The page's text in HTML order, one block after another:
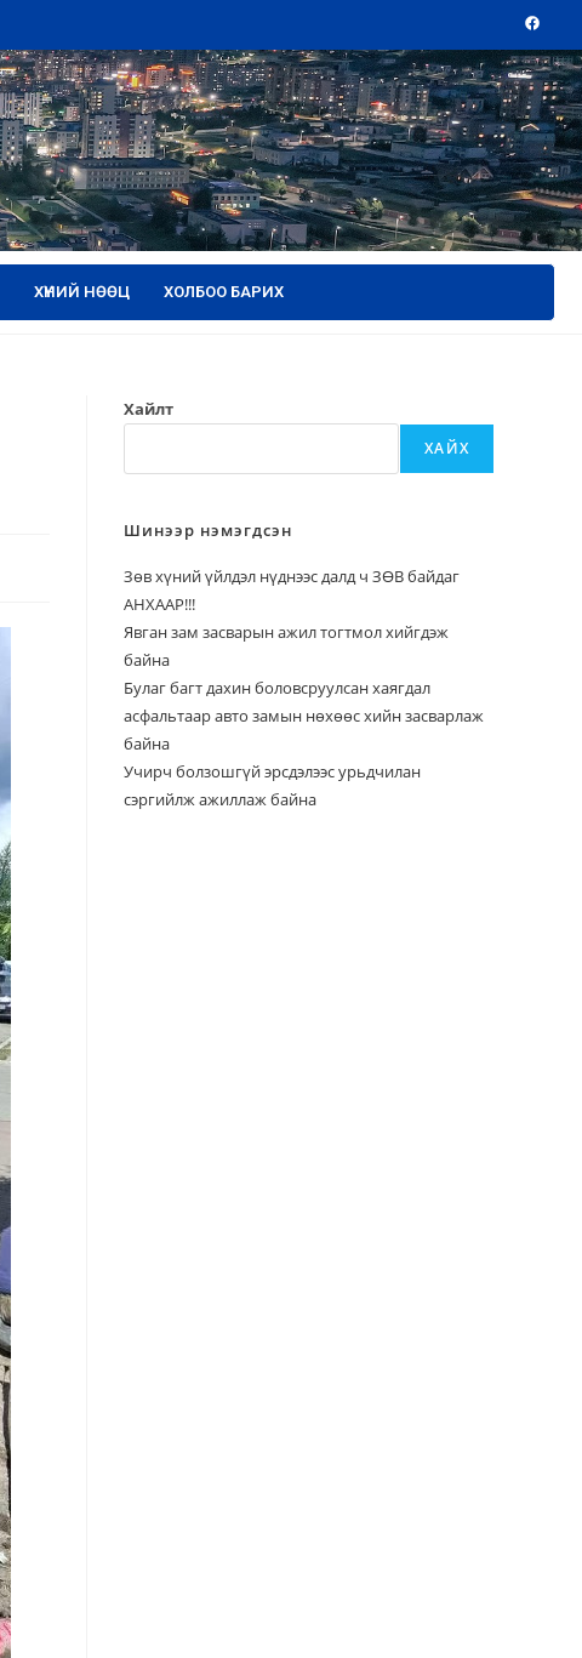
ХҮНИЙ НӨӨЦ ХОЛБОО БАРИХ
Хайлт
ХАЙХ
Шинээр нэмэгдсэн
Зөв хүний үйлдэл нүднээс далд ч ЗӨВ байдаг
АНХААР!!!
Явган зам засварын ажил тогтмол хийгдэж
байна
Булаг багт дахин боловсруулсан хаягдал
асфальтаар авто замын нөхөөс хийн засварлаж
байна
Учирч болзошгүй эрсдэлээс урьдчилан
сэргийлж ажиллаж байна